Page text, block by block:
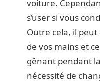
voiture.
s’user si vous
Outre cela, il
de vos mains et
gênant pendant
nécessité de